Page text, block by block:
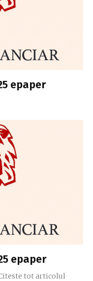
epaper
epaper
tot articolul